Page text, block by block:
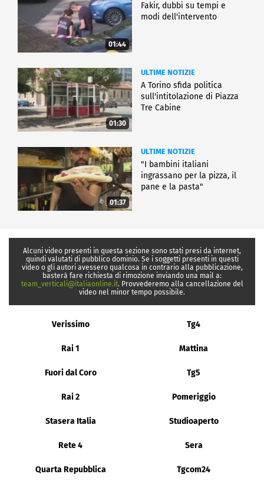
01:44
Fakir, dubbi su tempi e
modi dell'intervento
01:30
ULTIME NOTIZIE
A Torino sfida politica
sull'intitolazione di Piazza
Tre Cabine
01:37
ULTIME NOTIZIE
"I bambini italiani
ingrassano per la pizza, il
pane e la pasta"
Alcuni video presenti in questa sezione sono stati presi da internet,
quindi valutati di pubblico dominio. Se i soggetti presenti in questi
video o gli autori avessero qualcosa in contrario alla pubblicazione,
basterà fare richiesta di rimozione inviando una mail a:
team_verticali@italiaonline.it. Provvederemo alla cancellazione del
video nel minor tempo possibile.
Verissimo Tg4
Rai 1 Mattina
Fuori dal Coro Tg5
Rai 2 Pomeriggio
Stasera Italia Studioaperto
Rete 4 Sera
Quarta Repubblica Tgcom24